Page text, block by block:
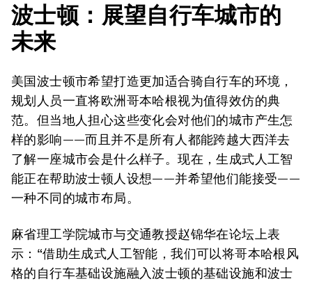
波士顿：展望自行车城市的
未来
美国波士顿市希望打造更加适合骑自行车的环境，
规划人员一直将欧洲哥本哈根视为值得效仿的典
范。但当地人担心这些变化会对他们的城市产生怎
样的影响——而且并不是所有人都能跨越大西洋去
了解一座城市会是什么样子。现在，生成式人工智
能正在帮助波士顿人设想——并希望他们能接受——
一种不同的城市布局。
麻省理工学院城市与交通教授赵锦华在论坛上表
示：“借助生成式人工智能，我们可以将哥本哈根风
格的自行车基础设施融入波士顿的基础设施和波士